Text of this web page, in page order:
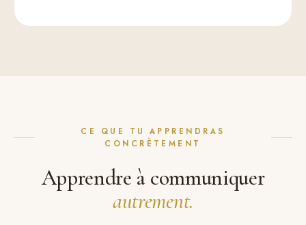
CE QUE TU APPRENDRAS
CONCRÈTEMENT
Apprendre à communiquer
autrement.